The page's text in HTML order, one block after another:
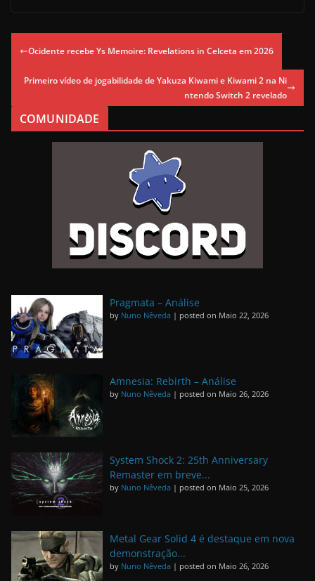
Ocidente recebe Ys Memoire: Revelations in Celceta em 2026
Primeiro vídeo de jogabilidade de Yakuza Kiwami e Kiwami 2 na Ni
ntendo Switch 2 revelado
COMUNIDADE
Pragmata – Análise
by Nuno Nêveda | posted on Maio 22, 2026
Amnesia: Rebirth – Análise
by Nuno Nêveda | posted on Maio 26, 2026
System Shock 2: 25th Anniversary
Remaster em breve...
by Nuno Nêveda | posted on Maio 25, 2026
Metal Gear Solid 4 é destaque em nova
demonstração...
by Nuno Nêveda | posted on Maio 26, 2026